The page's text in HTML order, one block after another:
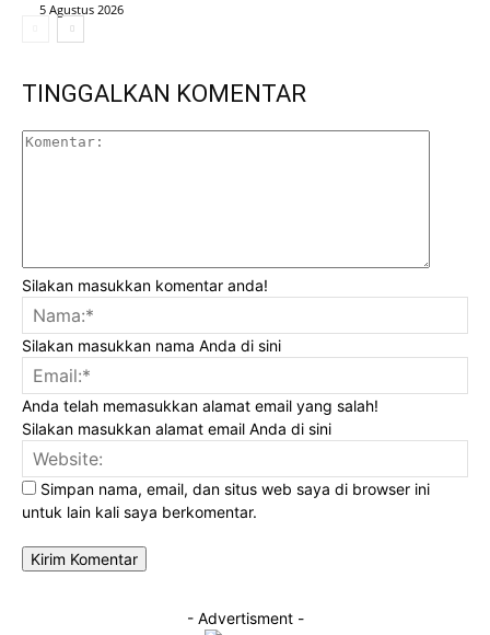
5 Agustus 2026
TINGGALKAN KOMENTAR
Silakan masukkan komentar anda!
Silakan masukkan nama Anda di sini
Anda telah memasukkan alamat email yang salah!
Silakan masukkan alamat email Anda di sini
Simpan nama, email, dan situs web saya di browser ini
untuk lain kali saya berkomentar.
- Advertisment -